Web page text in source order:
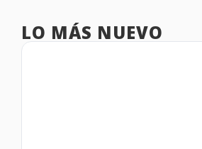
LO MÁS NUEVO